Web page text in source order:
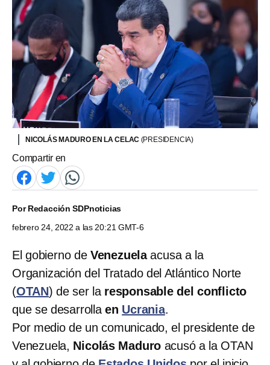
NICOLÁS MADURO EN LA CELAC (PRESIDENCIA)
Compartir en
PorRedacción SDPnoticias
febrero 24, 2022 a las 20:21 GMT-6
El gobierno de Venezuelaacusa a la
Organización del Tratado del Atlántico Norte
(OTAN) de ser la responsable del conflicto
que se desarrollaen Ucrania.
Por medio de un comunicado, el presidente de
Venezuela, Nicolás Maduro acusó a la OTAN